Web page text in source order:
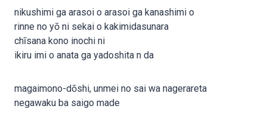
nikushimi ga arasoi o arasoi ga kanashimi o
rinne no yō ni sekai o kakimidasunara
chīsana kono inochi ni
ikiru imi o anata ga yadoshita n da
magaimono-dōshi, unmei no sai wa nagerareta
negawaku ba saigo made